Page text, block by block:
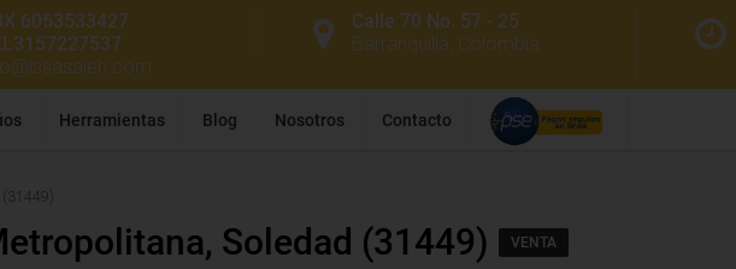
Calle 70 No. 57 - 25
Barranquilla, Colombia
6053533427
Herramientas Blog Nosotros Contacto
Soledad (31449) VENTA